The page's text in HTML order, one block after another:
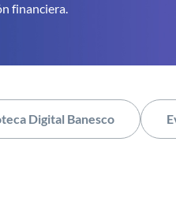
financiera.
Digital Banesco